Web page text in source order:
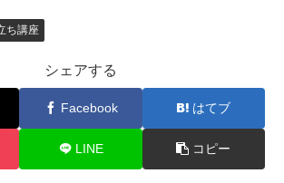
ち講座
シェアする
Facebook はてブ
LINE コピー